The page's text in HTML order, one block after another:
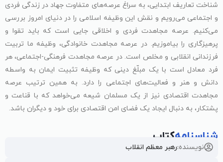
شناخت تعاریف ابتدایی، به سراغ عرصه‌های متفاوت جهاد در زندگی فردی
و اجتماعی می‌رویم و نقش این وظیفه اسلامی را در دنیای امروز بررسی
می‌کنیم. عرصه مجاهدت فردی و اخلاقی جایی است که باید تقوا و
پرهیزگاری را بیاموزیم. در عرصه مجاهدت خانوادگی، وظیفه ما تربیت
فرزندانی انقلابی و مخلص است. در عرصه مجاهدت فرهنگی-اجتماعی، هر
فرد معادل است با یک مبلّغ دینی که وظیفه تثبیت ایمان به واسطه
دانش و هنر و فعالیت‌های اجتماعی را دارد. به همین ترتیب عرصه
مجاهدت اقتصادی نیز از یک مسلمان شیعه می‌خواهد که با قناعت و
پشتکار، به دنبال ایجاد یک فضای امن اقتصادی برای خود و دیگران باشد.
شناسنامهکتاب
نویسنده:رهبر معظم انقلاب